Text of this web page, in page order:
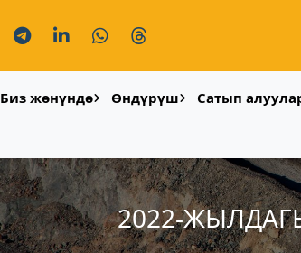
Биз жөнүндө Өндүрүш Сатып
2022-